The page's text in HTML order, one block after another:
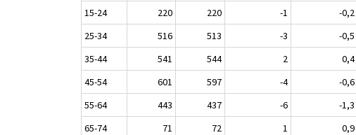
15-24
220 220 -1
-0,2
25-34
516 513 -3
-0,5
35-44
541 544 2
0,4
45-54
601 597 -4
-0,6
55-64
443 437 -6
-1,3
65-74
71 72 1
0,9